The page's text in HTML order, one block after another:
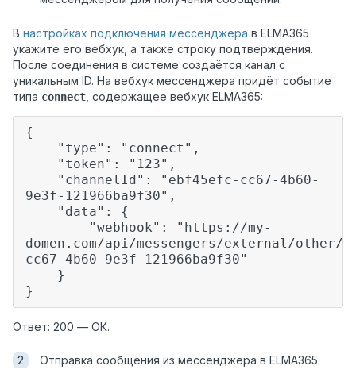
В настройках подключения мессенджера в ELMA365
укажите его вебхук, а также строку подтверждения.
После соединения в системе создаётся канал с
уникальным ID. На вебхук мессенджера придёт событие
типа connect , содержащее вебхук ELMA365:
{
"type": "connect",
"token": "123",
"channelId": "ebf45efc-cc67-4b60-
9e3f-121966ba9f30",
"data": {
"webhook": "https://my-
domen.com/api/messengers/external/other/
cc67-4b60-9e3f-121966ba9f30"
}
}
Ответ: 200 — ОК.
Отправка сообщения из мессенджера в ELMA365.